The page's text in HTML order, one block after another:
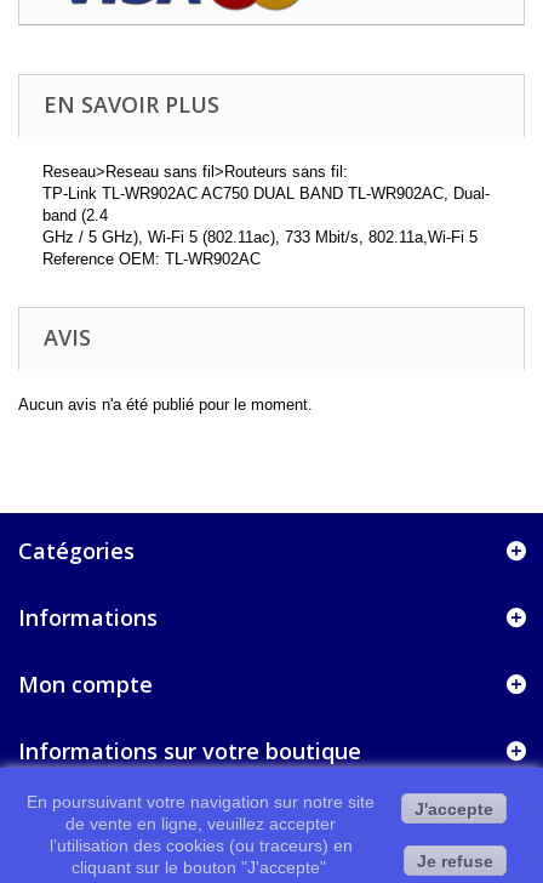
EN SAVOIR PLUS
Reseau>Reseau sans fil>Routeurs sans fil:
TP-Link TL-WR902AC AC750 DUAL BAND TL-WR902AC, Dual-
band (2.4
GHz / 5 GHz), Wi-Fi 5 (802.11ac), 733 Mbit/s, 802.11a,Wi-Fi 5
Reference OEM: TL-WR902AC
AVIS
Aucun avis n'a été publié pour le moment.
Catégories
Informations
Mon compte
Informations sur votre boutique
En poursuivant votre navigation sur notre site
de vente en ligne, veuillez accepter
l’utilisation des cookies (ou traceurs) en
cliquant sur le bouton "J'accepte"
J'accepte
Je refuse